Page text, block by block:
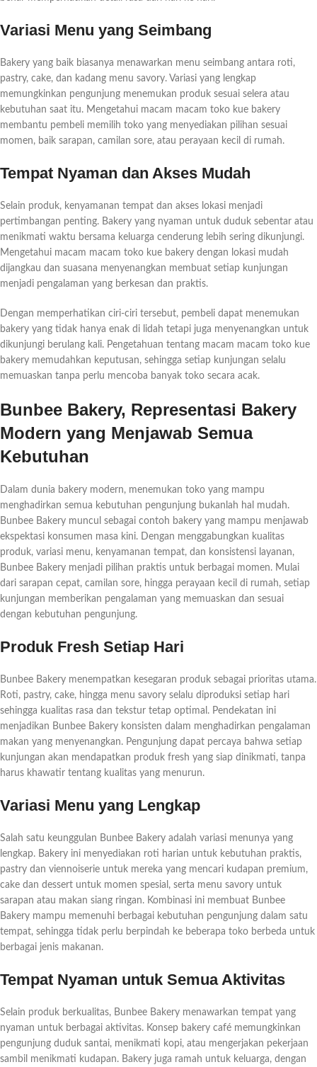
Variasi Menu yang Seimbang
Bakery yang baik biasanya menawarkan menu seimbang antara roti,
pastry, cake, dan kadang menu savory. Variasi yang lengkap
memungkinkan pengunjung menemukan produk sesuai selera atau
kebutuhan saat itu. Mengetahui macam macam toko kue bakery
membantu pembeli memilih toko yang menyediakan pilihan sesuai
momen, baik sarapan, camilan sore, atau perayaan kecil di rumah.
Tempat Nyaman dan Akses Mudah
Selain produk, kenyamanan tempat dan akses lokasi menjadi
pertimbangan penting. Bakery yang nyaman untuk duduk sebentar atau
menikmati waktu bersama keluarga cenderung lebih sering dikunjungi.
Mengetahui macam macam toko kue bakery dengan lokasi mudah
dijangkau dan suasana menyenangkan membuat setiap kunjungan
menjadi pengalaman yang berkesan dan praktis.
Dengan memperhatikan ciri-ciri tersebut, pembeli dapat menemukan
bakery yang tidak hanya enak di lidah tetapi juga menyenangkan untuk
dikunjungi berulang kali. Pengetahuan tentang macam macam toko kue
bakery memudahkan keputusan, sehingga setiap kunjungan selalu
memuaskan tanpa perlu mencoba banyak toko secara acak.
Bunbee Bakery, Representasi Bakery
Modern yang Menjawab Semua
Kebutuhan
Dalam dunia bakery modern, menemukan toko yang mampu
menghadirkan semua kebutuhan pengunjung bukanlah hal mudah.
Bunbee Bakery muncul sebagai contoh bakery yang mampu menjawab
ekspektasi konsumen masa kini. Dengan menggabungkan kualitas
produk, variasi menu, kenyamanan tempat, dan konsistensi layanan,
Bunbee Bakery menjadi pilihan praktis untuk berbagai momen. Mulai
dari sarapan cepat, camilan sore, hingga perayaan kecil di rumah, setiap
kunjungan memberikan pengalaman yang memuaskan dan sesuai
dengan kebutuhan pengunjung.
Produk Fresh Setiap Hari
Bunbee Bakery menempatkan kesegaran produk sebagai prioritas utama.
Roti, pastry, cake, hingga menu savory selalu diproduksi setiap hari
sehingga kualitas rasa dan tekstur tetap optimal. Pendekatan ini
menjadikan Bunbee Bakery konsisten dalam menghadirkan pengalaman
makan yang menyenangkan. Pengunjung dapat percaya bahwa setiap
kunjungan akan mendapatkan produk fresh yang siap dinikmati, tanpa
harus khawatir tentang kualitas yang menurun.
Variasi Menu yang Lengkap
Salah satu keunggulan Bunbee Bakery adalah variasi menunya yang
lengkap. Bakery ini menyediakan roti harian untuk kebutuhan praktis,
pastry dan viennoiserie untuk mereka yang mencari kudapan premium,
cake dan dessert untuk momen spesial, serta menu savory untuk
sarapan atau makan siang ringan. Kombinasi ini membuat Bunbee
Bakery mampu memenuhi berbagai kebutuhan pengunjung dalam satu
tempat, sehingga tidak perlu berpindah ke beberapa toko berbeda untuk
berbagai jenis makanan.
Tempat Nyaman untuk Semua Aktivitas
Selain produk berkualitas, Bunbee Bakery menawarkan tempat yang
nyaman untuk berbagai aktivitas. Konsep bakery café memungkinkan
pengunjung duduk santai, menikmati kopi, atau mengerjakan pekerjaan
sambil menikmati kudapan. Bakery juga ramah untuk keluarga, dengan